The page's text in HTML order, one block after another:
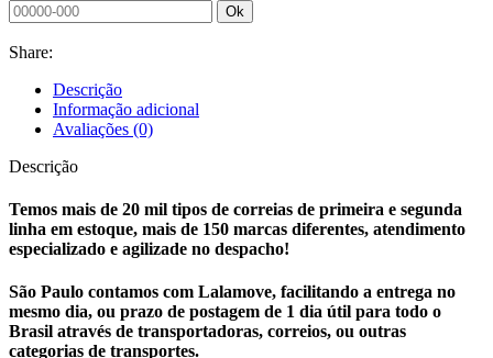
Ok
Share:
Descrição
Informação adicional
Avaliações (0)
Descrição
Temos mais de 20 mil tipos de correias de primeira e segunda
linha em estoque, mais de 150 marcas diferentes, atendimento
especializado e agilizade no despacho!
São Paulo contamos com Lalamove, facilitando a entrega no
mesmo dia, ou prazo de postagem de 1 dia útil para todo o
Brasil através de transportadoras, correios, ou outras
categorias de transportes.